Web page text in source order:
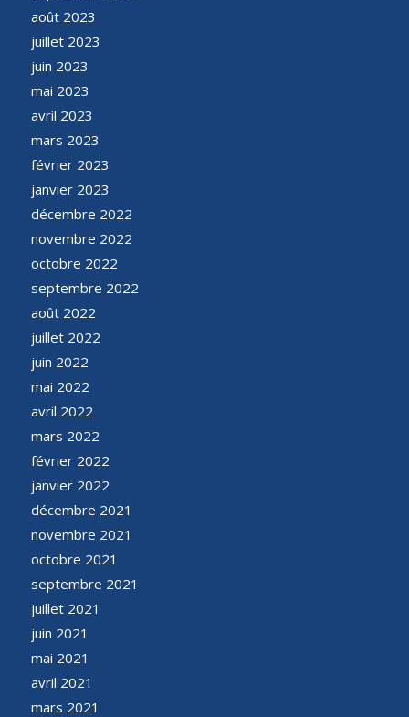
août 2023
juillet 2023
juin 2023
mai 2023
avril 2023
mars 2023
février 2023
janvier 2023
décembre 2022
novembre 2022
octobre 2022
septembre 2022
août 2022
juillet 2022
juin 2022
mai 2022
avril 2022
mars 2022
février 2022
janvier 2022
décembre 2021
novembre 2021
octobre 2021
septembre 2021
juillet 2021
juin 2021
mai 2021
avril 2021
mars 2021